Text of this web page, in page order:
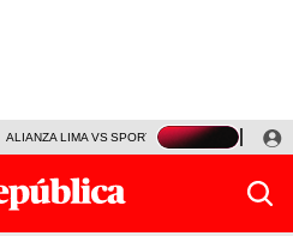
ALIANZA LIMA VS SPORT BOYS JORGE